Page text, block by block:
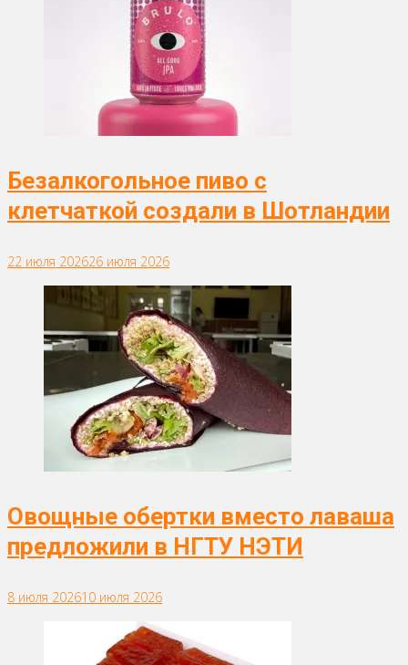
Безалкогольное пиво с
клетчаткой создали в Шотландии
22 июля 202626 июля 2026
Овощные обертки вместо лаваша
предложили в НГТУ НЭТИ
8 июля 202610 июля 2026